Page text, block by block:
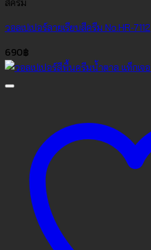
สีครีม
วอลเปเปอร์ลายเรียบสีครีม No.HR-7112
690฿